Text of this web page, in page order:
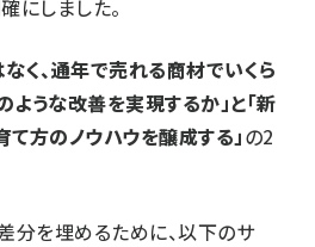
にしました。
く、通年で売れる商材でいくら
うな改善を実現するか」と「新
方のノウハウを醸成する」の2
分を埋めるために、以下のサ